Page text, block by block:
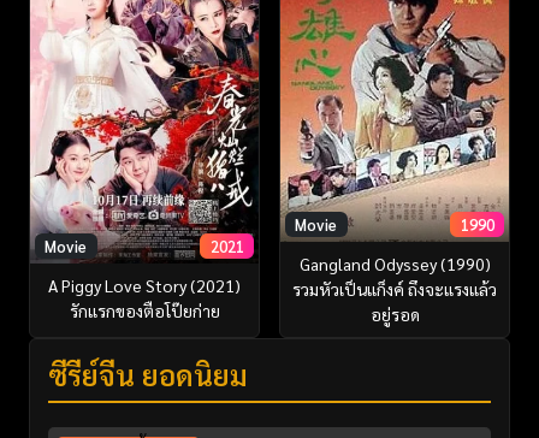
Movie 2021
A Piggy Love Story (2021)
รักแรกของตือโป๊ยก่าย
Movie 1990
Gangland Odyssey (1990)
รวมหัวเป็นแก็งค์ ถึงจะแรงแล้ว
อยู่รอด
ซีรี่ย์จีน ยอดนิยม